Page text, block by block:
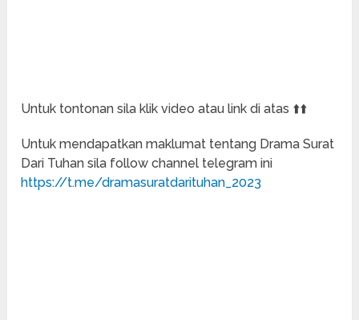
Untuk tontonan sila klik video atau link di atas ⬆️⬆️
Untuk mendapatkan maklumat tentang Drama Surat
Dari Tuhan sila follow channel telegram ini
https://t.me/dramasuratdarituhan_2023